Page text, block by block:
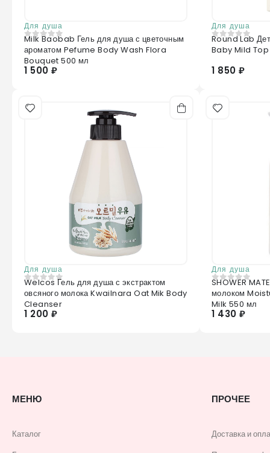
Для душа
0из 5
Milk Baobab Гель для душа с цветочным
ароматом Pefume Body Wash Flora
Bouquet 500 мл
1 500 ₽
Для душа
0 из 5
Round Lab
Baby Mild
1 850 ₽
Для душа
0 из 5
Welcos Гель для душа с экстрактом
овсяного молока Kwailnara Oat Mik Body
Cleanser
1 200 ₽
Для душа
0из 5
SHOWER
молоком
Milk 550 мл
1 430 ₽
МЕНЮ
Каталог
ПРОЧЕЕ
Доставка и